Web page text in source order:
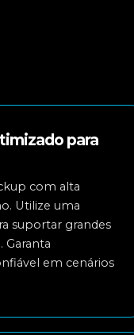
para
com alta
Utilize uma
suportar grandes
Garanta
em cenários